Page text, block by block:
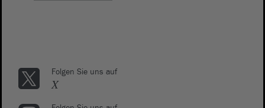
Folgen Sie uns auf
X